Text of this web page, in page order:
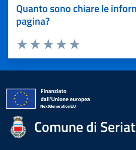
Quanto sono chiare le
pagina?
Valuta 5 stelle su 5
Valuta 4 stelle su 5
Valuta 3 stelle su 5
Valuta 2 stelle su 5
Valuta 1 stelle su 5
Comune di